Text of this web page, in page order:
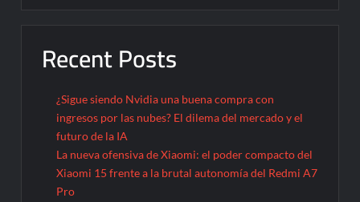
Recent Posts
¿Sigue siendo Nvidia una buena compra con
ingresos por las nubes? El dilema del mercado y el
futuro de la IA
La nueva ofensiva de Xiaomi: el poder compacto del
Xiaomi 15 frente a la brutal autonomía del Redmi A7
Pro